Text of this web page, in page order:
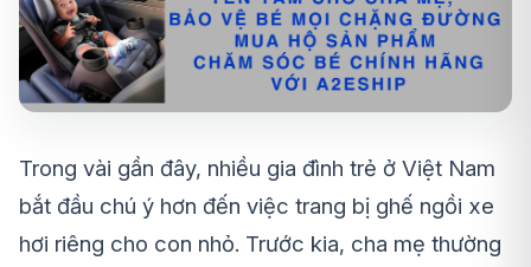
Trong vài gần đây, nhiều gia đình trẻ ở Việt Nam
bắt đầu chú ý hơn đến việc trang bị ghế ngồi xe
hơi riêng cho con nhỏ. Trước kia, cha mẹ thường